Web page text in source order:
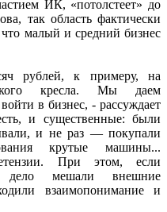
ИК, «потолстеет» до
так область фактически
что малый и средний бизнес
рублей, к примеру, на
кресла. Мы даем
в бизнес, - рассуждает
и существенные: были
и не раз — покупали
крутые машины...
При этом, если
дело мешали внешние
взаимопонимание и